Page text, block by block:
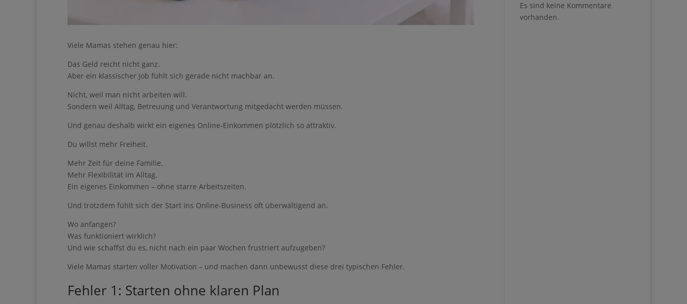
Viele Mamas stehen genau hier:
Das Geld reicht nicht ganz.
Aber ein klassischer Job fühlt sich gerade nicht machbar an.
Nicht, weil man nicht arbeiten will.
Sondern weil Alltag, Betreuung und Verantwortung mitgedacht werden müssen.
Und genau deshalb wirkt ein eigenes Online-Einkommen plötzlich so attraktiv.
Du willst mehr Freiheit.
Mehr Zeit für deine Familie.
Mehr Flexibilität im Alltag.
Ein eigenes Einkommen – ohne starre Arbeitszeiten.
Und trotzdem fühlt sich der Start ins Online-Business oft überwältigend an.
Wo anfangen?
Was funktioniert wirklich?
Und wie schaffst du es, nicht nach ein paar Wochen frustriert aufzugeben?
Viele Mamas starten voller Motivation – und machen dann unbewusst diese drei typischen Fehler.
Fehler 1: Starten ohne klaren Plan
Es sind keine Kommentare
vorhanden.
erneut.